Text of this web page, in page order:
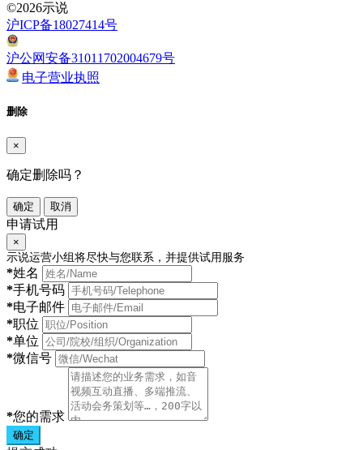
©2026示说
沪ICP备18027414号
沪公网安备31011702004679号
电子营业执照
删除
×
确定删除吗？
确定 取消
申请试用
×
示说运营小组将尽快与您联系，并提供试用服务
*姓名
*手机号码
*电子邮件
*职位
*单位
*微信号
*您的需求
确定